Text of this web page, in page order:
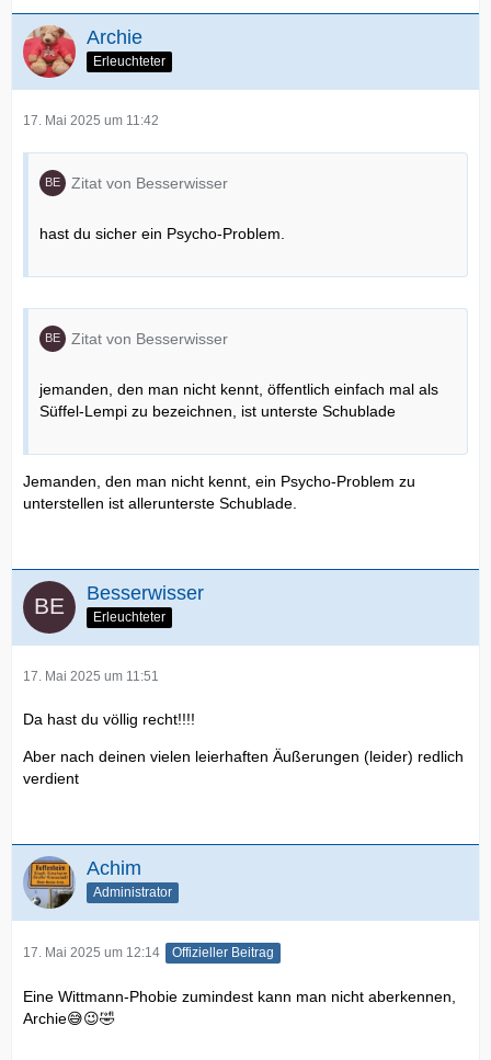
Archie
Erleuchteter
17. Mai 2025 um 11:42
Zitat von Besserwisser
hast du sicher ein Psycho-Problem.
Zitat von Besserwisser
jemanden, den man nicht kennt, öffentlich einfach mal als
Süffel-Lempi zu bezeichnen, ist unterste Schublade
Jemanden, den man nicht kennt, ein Psycho-Problem zu
unterstellen ist allerunterste Schublade.
Besserwisser
Erleuchteter
17. Mai 2025 um 11:51
Da hast du völlig recht!!!!
Aber nach deinen vielen leierhaften Äußerungen (leider) redlich
verdient
Achim
Administrator
17. Mai 2025 um 12:14 Offizieller Beitrag
Eine Wittmann-Phobie zumindest kann man nicht aberkennen,
Archie😅😉🤣